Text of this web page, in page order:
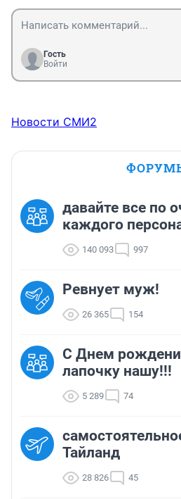
Гость
Войти
Новости СМИ2
давайте все по
каждого
140 093 997
Ревнует муж!
26 365 154
С Днем
лапочку нашу!!!
5 289 74
Тайланд
28 826 45